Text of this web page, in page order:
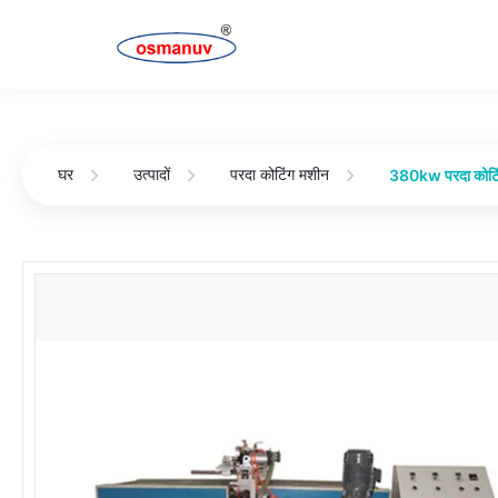
घर उत्पादों परदा कोटिंग मशीन 380kw परदा